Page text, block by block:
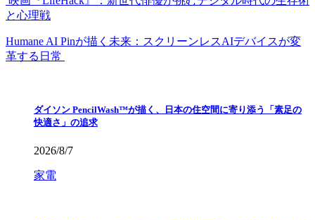
と心理戦
Humane AI Pinが描く未来：スクリーンレスAIデバイスが変
革する日常
ダイソン PencilWash™が描く、日本の住空間に寄り添う「素足の
快適さ」の追求
2026/8/7
家電